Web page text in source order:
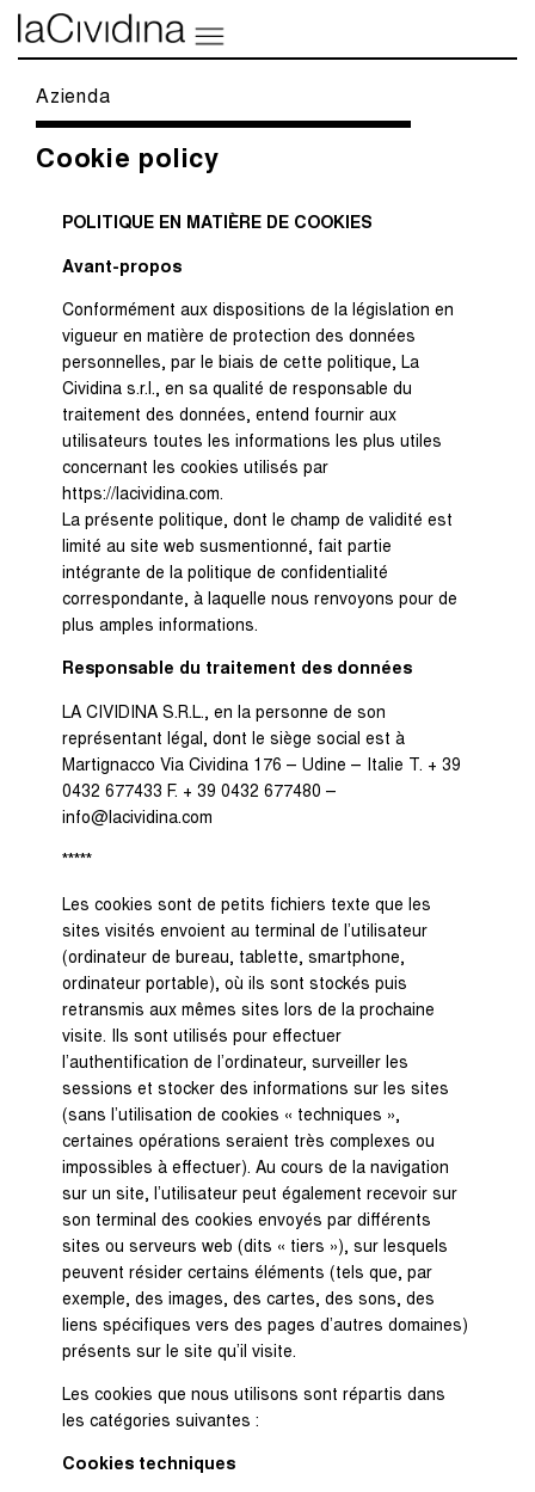
Azienda
Cookie policy
POLITIQUE EN MATIÈRE DE COOKIES
Avant-propos
Conformément aux dispositions de la législation en
vigueur en matière de protection des données
personnelles, par le biais de cette politique, La
Cividina s.r.l., en sa qualité de responsable du
traitement des données, entend fournir aux
utilisateurs toutes les informations les plus utiles
concernant les cookies utilisés par
https://lacividina.com.
La présente politique, dont le champ de validité est
limité au site web susmentionné, fait partie
intégrante de la politique de confidentialité
correspondante, à laquelle nous renvoyons pour de
plus amples informations.
Responsable du traitement des données
LA CIVIDINA S.R.L., en la personne de son
représentant légal, dont le siège social est à
Martignacco Via Cividina 176 – Udine – Italie T. + 39
0432 677433 F. + 39 0432 677480 –
info@lacividina.com
*****
Les cookies sont de petits fichiers texte que les
sites visités envoient au terminal de l’utilisateur
(ordinateur de bureau, tablette, smartphone,
ordinateur portable), où ils sont stockés puis
retransmis aux mêmes sites lors de la prochaine
visite. Ils sont utilisés pour effectuer
l’authentification de l’ordinateur, surveiller les
sessions et stocker des informations sur les sites
(sans l’utilisation de cookies « techniques »,
certaines opérations seraient très complexes ou
impossibles à effectuer). Au cours de la navigation
sur un site, l’utilisateur peut également recevoir sur
son terminal des cookies envoyés par différents
sites ou serveurs web (dits « tiers »), sur lesquels
peuvent résider certains éléments (tels que, par
exemple, des images, des cartes, des sons, des
liens spécifiques vers des pages d’autres domaines)
présents sur le site qu’il visite.
Les cookies que nous utilisons sont répartis dans
les catégories suivantes :
Cookies techniques